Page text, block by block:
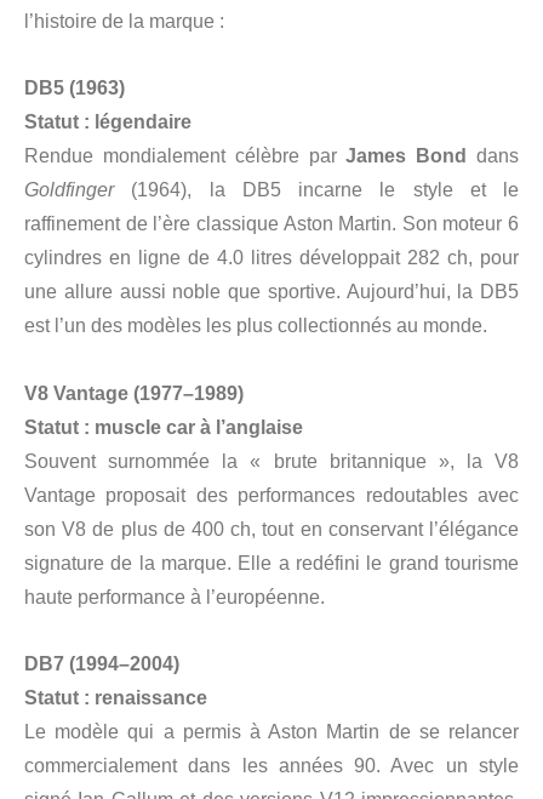
l’histoire de la marque :
DB5 (1963)
Statut : légendaire
Rendue mondialement célèbre parJames Bond
dans
Goldfinger(1964), la DB5 incarne le style et le
raffinement de l’ère classique Aston Martin. Son moteur 6
cylindres en ligne de 4.0 litres développait 282 ch, pour
une allure aussi noble que sportive. Aujourd’hui, la DB5
est l’un des modèles les plus collectionnés au monde.
V8 Vantage (1977–1989)
Statut : muscle car à l’anglaise
Souvent surnommée la « brute britannique », la V8
Vantage proposait des performances redoutables avec
son V8 de plus de 400 ch, tout en conservant l’élégance
signature de la marque. Elle a redéfini le grand tourisme
haute performance à l’européenne.
DB7 (1994–2004)
Statut : renaissance
Le modèle qui a permis à Aston Martin de se relancer
commercialement dans les années 90. Avec un style